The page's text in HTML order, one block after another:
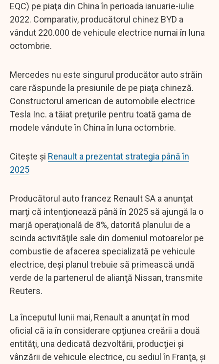
EQC) pe piaţa din China în perioada ianuarie-iulie
2022. Comparativ, producătorul chinez BYD a
vândut 220.000 de vehicule electrice numai în luna
octombrie.
Mercedes nu este singurul producător auto străin
care răspunde la presiunile de pe piaţa chineză.
Constructorul american de automobile electrice
Tesla Inc. a tăiat preţurile pentru toată gama de
modele vândute în China în luna octombrie.
Citește și Renault a prezentat strategia până în
2025
Producătorul auto francez Renault SA a anunţat
marţi că intenţionează până în 2025 să ajungă la o
marjă operaţională de 8%, datorită planului de a
scinda activităţile sale din domeniul motoarelor pe
combustie de afacerea specializată pe vehicule
electrice, deşi planul trebuie să primească undă
verde de la partenerul de alianţă Nissan, transmite
Reuters.
La începutul lunii mai, Renault a anunţat în mod
oficial că ia în considerare opţiunea creării a două
entităţi, una dedicată dezvoltării, producţiei şi
vânzării de vehicule electrice, cu sediul în Franţa, şi